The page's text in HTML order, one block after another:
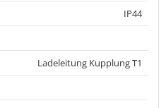
IP44
Ladeleitung Kupplung T1